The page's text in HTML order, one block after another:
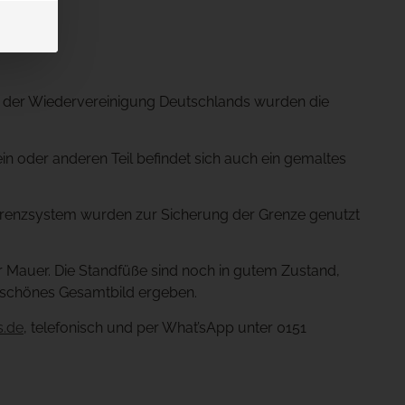
Wiedervereinigung Deutschlands wurden die
oder anderen Teil befindet sich auch ein gemaltes
wurden zur Sicherung der Grenze genutzt
Die Standfüße sind noch in gutem Zustand,
Gesamtbild ergeben.
, telefonisch und per What’sApp unter 0151